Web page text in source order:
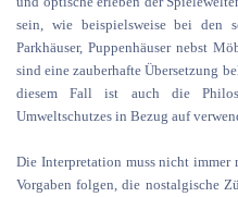
sein, wie beispielsweise bei den
Parkhäuser, Puppenhäuser nebst
sind eine zauberhafte Übersetzung
diesem Fall ist auch die
Umweltschutzes in Bezug auf
Die Interpretation muss nicht immer
Vorgaben folgen, die nostalgische